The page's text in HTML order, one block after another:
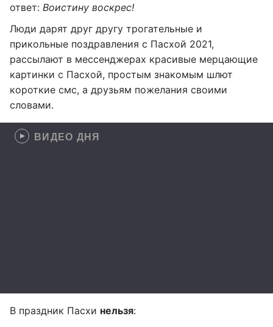
ответ: Воистину воскрес!
Люди дарят друг другу трогательные и
прикольные поздравления с Пасхой 2021,
рассылают в мессенджерах красивые мерцающие
картинки с Пасхой, простым знакомым шлют
короткие смс, а друзьям пожелания своими
словами.
ВИДЕО ДНЯ
В праздник Пасхи нельзя: